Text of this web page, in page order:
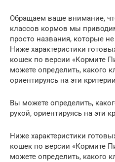
Обращаем ваше внимание,
классов кормов мы
просто названия, которые
Ниже характеристики
кошек по версии «Кормите
можете определить, какого
ориентируясь на эти критерии
Вы можете определить,
рукой, ориентируясь на эти
Ниже характеристики
кошек по версии «Кормите
можете определить, какого